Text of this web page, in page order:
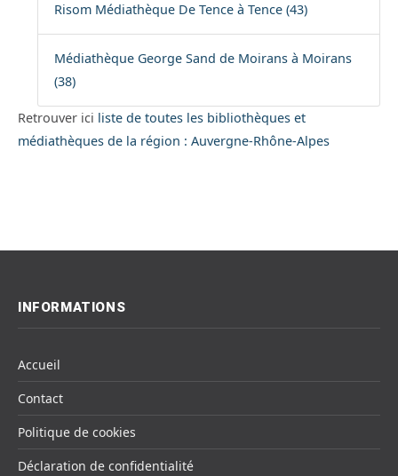
Risom Médiathèque De Tence à Tence (43)
Médiathèque George Sand de Moirans à Moirans
(38)
Retrouver ici liste de toutes les bibliothèques et
médiathèques de la région : Auvergne-Rhône-Alpes
INFORMATIONS
Accueil
Contact
Politique de cookies
Déclaration de confidentialité